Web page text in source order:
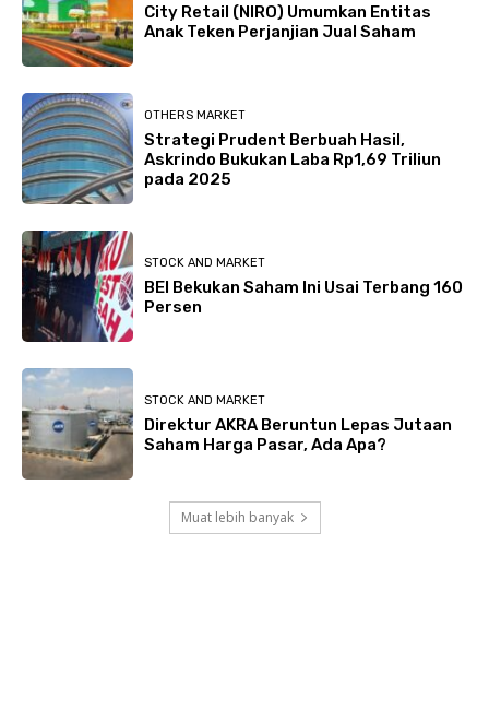
City Retail (NIRO) Umumkan Entitas
Anak Teken Perjanjian Jual Saham
OTHERS MARKET
Strategi Prudent Berbuah Hasil,
Askrindo Bukukan Laba Rp1,69 Triliun
pada 2025
STOCK AND MARKET
BEI Bekukan Saham Ini Usai Terbang 160
Persen
STOCK AND MARKET
Direktur AKRA Beruntun Lepas Jutaan
Saham Harga Pasar, Ada Apa?
Muat lebih banyak